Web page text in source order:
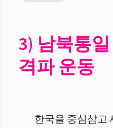
3) 남북통
격파 운동
한국을 중심삼고